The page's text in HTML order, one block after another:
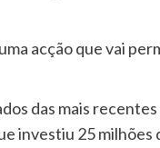
acção que vai
das mais
investiu 25 milhões